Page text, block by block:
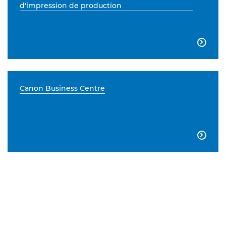
d'impression de production

Canon Business Centre
